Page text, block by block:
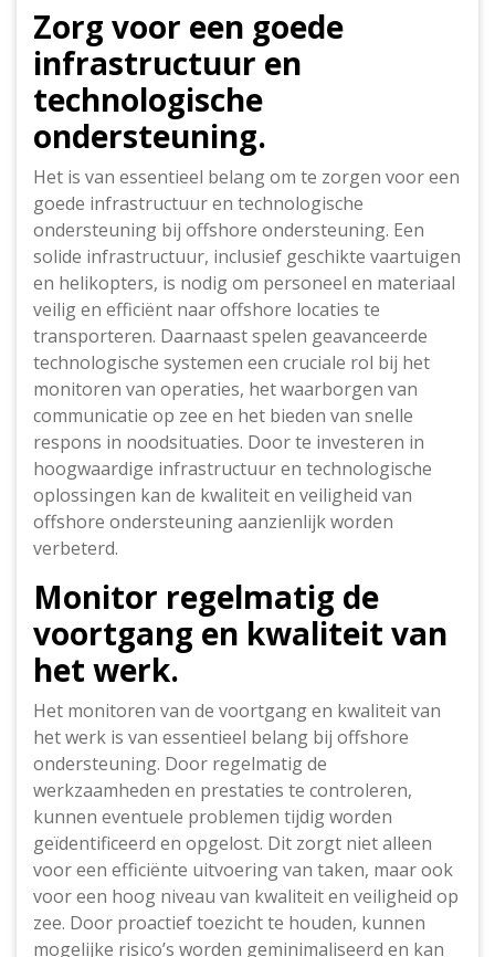
Zorg voor een goede
infrastructuur en
technologische
ondersteuning.
Het is van essentieel belang om te zorgen voor een
goede infrastructuur en technologische
ondersteuning bij offshore ondersteuning. Een
solide infrastructuur, inclusief geschikte vaartuigen
en helikopters, is nodig om personeel en materiaal
veilig en efficiënt naar offshore locaties te
transporteren. Daarnaast spelen geavanceerde
technologische systemen een cruciale rol bij het
monitoren van operaties, het waarborgen van
communicatie op zee en het bieden van snelle
respons in noodsituaties. Door te investeren in
hoogwaardige infrastructuur en technologische
oplossingen kan de kwaliteit en veiligheid van
offshore ondersteuning aanzienlijk worden
verbeterd.
Monitor regelmatig de
voortgang en kwaliteit van
het werk.
Het monitoren van de voortgang en kwaliteit van
het werk is van essentieel belang bij offshore
ondersteuning. Door regelmatig de
werkzaamheden en prestaties te controleren,
kunnen eventuele problemen tijdig worden
geïdentificeerd en opgelost. Dit zorgt niet alleen
voor een efficiënte uitvoering van taken, maar ook
voor een hoog niveau van kwaliteit en veiligheid op
zee. Door proactief toezicht te houden, kunnen
mogelijke risico’s worden geminimaliseerd en kan